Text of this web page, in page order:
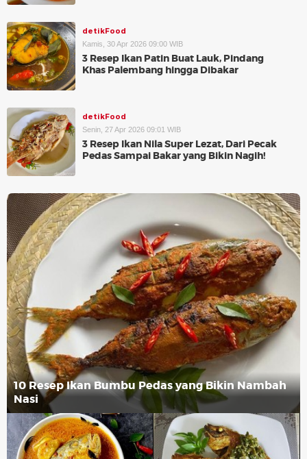
detikFood
Kamis, 30 Apr 2026 09:00 WIB
3 Resep Ikan Patin Buat Lauk, Pindang
Khas Palembang hingga Dibakar
detikFood
Senin, 27 Apr 2026 09:01 WIB
3 Resep Ikan Nila Super Lezat, Dari Pecak
Pedas Sampai Bakar yang Bikin Nagih!
10 Resep Ikan Bumbu Pedas yang Bikin Nambah
Nasi